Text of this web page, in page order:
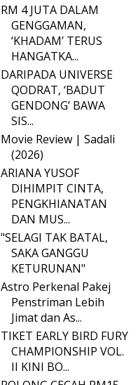
RM 4 JUTA DALAM
GENGGAMAN,
‘KHADAM’ TERUS
HANGATKA...
DARIPADA UNIVERSE
QODRAT, ‘BADUT
GENDONG’ BAWA
SIS...
Movie Review | Sadali
(2026)
ARIANA YUSOF
DIHIMPIT CINTA,
PENGKHIANATAN
DAN MUS...
"SELAGI TAK BATAL,
SAKA GANGGU
KETURUNAN"
Astro Perkenal Pakej
Penstriman Lebih
Jimat dan As...
TIKET EARLY BIRD FURY
CHAMPIONSHIP VOL.
II KINI BO...